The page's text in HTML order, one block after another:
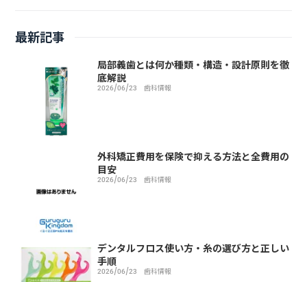
最新記事
局部義歯とは何か種類・構造・設計原則を徹
底解説
2026/06/23 歯科情報
外科矯正費用を保険で抑える方法と全費用の
目安
2026/06/23 歯科情報
デンタルフロス使い方・糸の選び方と正しい
手順
2026/06/23 歯科情報